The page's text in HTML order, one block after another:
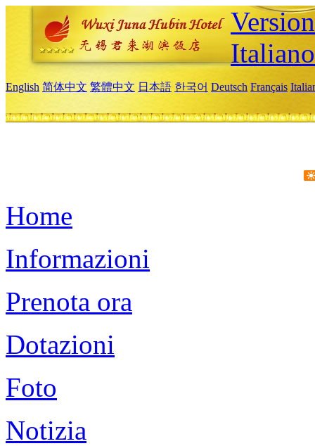
Italiano
English 简体中文 繁體中文 日本語 한국어 Deutsch Français
Home
Informazioni
Prenota ora
Dotazioni
Foto
Notizia